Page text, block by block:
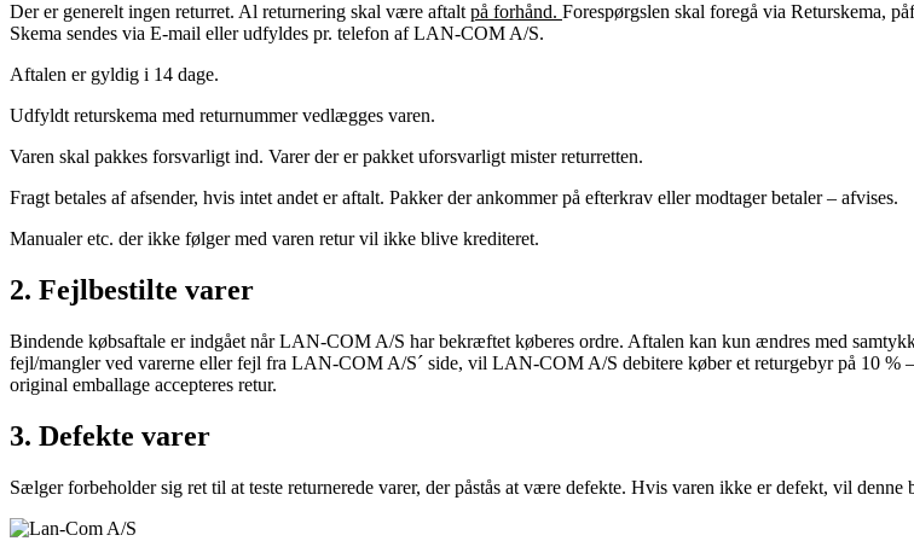
Der er generelt ingen returret. Al returnering skal være aftalt på forhånd. Forespørgslen skal foregå via Returskema,
Skema sendes via E-mail eller udfyldes pr. telefon af LAN-COM A/S.
Aftalen er gyldig i 14 dage.
Udfyldt returskema med returnummer vedlægges varen.
Varen skal pakkes forsvarligt ind. Varer der er pakket uforsvarligt mister returretten.
Fragt betales af afsender, hvis intet andet er aftalt. Pakker der ankommer på efterkrav eller modtager betaler – afvises.
Manualer etc. der ikke følger med varen retur vil ikke blive krediteret.
2. Fejlbestilte varer
Bindende købsaftale er indgået når LAN-COM A/S har bekræftet køberes ordre. Aftalen kan kun ændres med
fejl/mangler ved varerne eller fejl fra LAN-COM A/S´ side, vil LAN-COM A/S debitere køber et returgebyr på 10 %
original emballage accepteres retur.
3. Defekte varer
Sælger forbeholder sig ret til at teste returnerede varer, der påstås at være defekte. Hvis varen ikke er defekt, vil